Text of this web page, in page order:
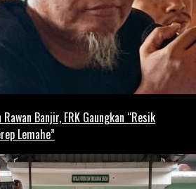
Banjir, FRK Gaungkan “Resik
Lemahe”